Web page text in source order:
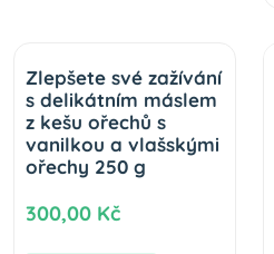
Zlepšete své zažívání
s delikátním máslem
z kešu ořechů s
vanilkou a vlašskými
ořechy 250 g
300,00 Kč